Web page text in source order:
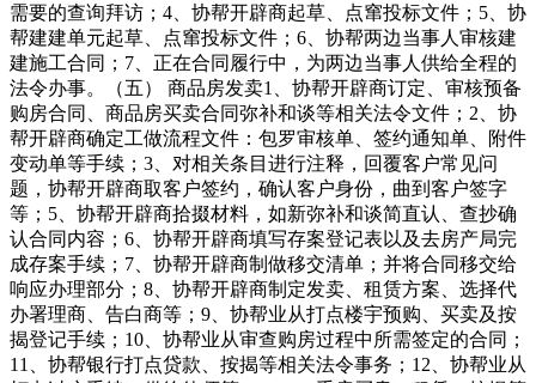
需要的查询拜访；4、协帮开辟商起草、点窜投标文件；5、协
帮建建单元起草、点窜投标文件；6、协帮两边当事人审核建
建施工合同；7、正在合同履行中，为两边当事人供给全程的
法令办事。（五） 商品房发卖1、协帮开辟商订定、审核预备
购房合同、商品房买卖合同弥补和谈等相关法令文件；2、协
帮开辟商确定工做流程文件：包罗审核单、签约通知单、附件
变动单等手续；3、对相关条目进行注释，回覆客户常见问
题，协帮开辟商取客户签约，确认客户身份，曲到客户签字
等；5、协帮开辟商拾掇材料，如新弥补和谈简直认、查抄确
认合同内容；6、协帮开辟商填写存案登记表以及去房产局完
成存案手续；7、协帮开辟商制做移交清单；并将合同移交给
响应办理部分；8、协帮开辟商制定发卖、租赁方案、选择代
办署理商、告白商等；9、协帮业从打点楼宇预购、买卖及按
揭登记手续；10、协帮业从审查购房过程中所需签定的合同；
11、协帮银行打点贷款、按揭等相关法令事务；12、协帮业从